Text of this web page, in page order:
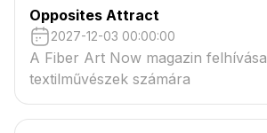
Opposites Attract
2027-12-03 00:00:00
A Fiber Art Now magazin felhívása
textilművészek számára